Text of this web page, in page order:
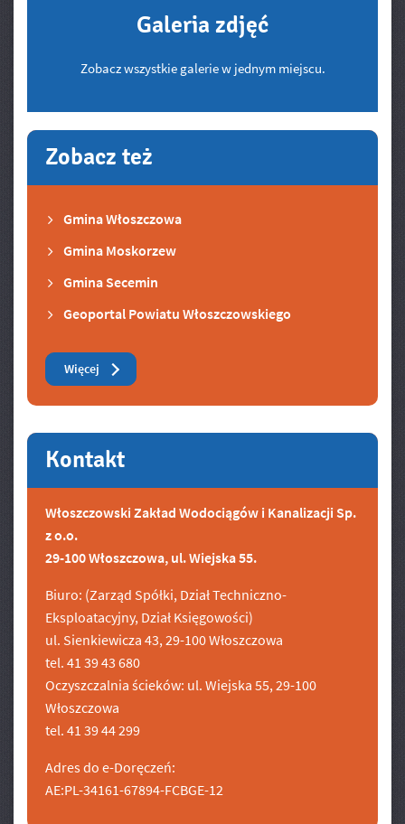
Galeria zdjęć
Zobacz wszystkie galerie w jednym miejscu.
Zobacz też
Gmina Włoszczowa
Gmina Moskorzew
Gmina Secemin
Geoportal Powiatu Włoszczowskiego
Więcej Zobacz też
Kontakt
Włoszczowski Zakład Wodociągów i Kanalizacji Sp.
z o.o.
29-100 Włoszczowa, ul. Wiejska 55.
Biuro: (Zarząd Spółki, Dział Techniczno-
Eksploatacyjny, Dział Księgowości)
ul. Sienkiewicza 43, 29-100 Włoszczowa
tel. 41 39 43 680
Oczyszczalnia ścieków: ul. Wiejska 55, 29-100
Włoszczowa
tel. 41 39 44 299
Adres do e-Doręczeń:
AE:PL-34161-67894-FCBGE-12